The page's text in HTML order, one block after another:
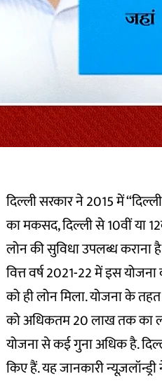
दिल्ली सरकार ने 2015 में
का मकसद, दिल्ली से 10वीं या
लोन की सुविधा उपलब्ध कराना
वित्त वर्ष 2021-22 में इस
को ही लोन मिला. योजना के
को अधिकतम 20 लाख तक का लोन
योजना से कई गुना अधिक है.
किए हैं. यह जानकारी